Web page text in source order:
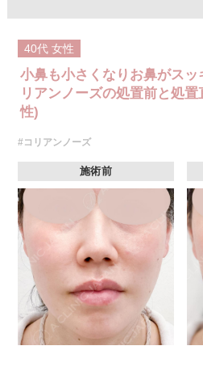
って最適なものが異なります。診察時に
だけます。
リスク、副作用：腫れ、赤み、内出血、
とがございます。また、稀にアレルギー
じることがございます。注入箇所を強く
週間ほどお控えください。
費用：レスチレン 1部位43,800円(税込)～
ジュビダームウルトラXC・ジュビダーム
クレヴィエルコントア・クレヴィエル
217,800円(税込)
ボリューマ 1部位92,300円(税込)～327,800
オプション 表面麻酔 3,300円(税込) 笑気麻
※A CLINIC では注入量でお値段は変わりま
施術名：人中短縮ヒアルロン酸
施術内容：鼻中隔を長く、人中は短く見
ヒアルロン酸を注入し、鼻先から上唇ま
見せる施術です。クレヴィエルコントア
アルロン酸を用います。
施術時間：約15分程
リスク、副作用：施術後に、注入部位の
痛、突っ張るような違和感などが一時的
40代 女性
小鼻も小さくなりお鼻がスッ
リアンノーズの処置前と処
性)
#コリアンノーズ
施術前